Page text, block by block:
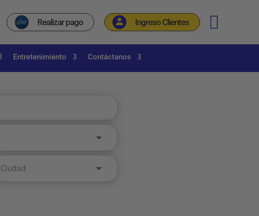
Realizar pago Ingreso Clientes
Entretenimiento Contáctanos